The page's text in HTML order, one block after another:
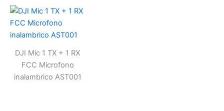
DJI Mic 1 TX + 1 RX
FCC Microfono
inalambrico AST001